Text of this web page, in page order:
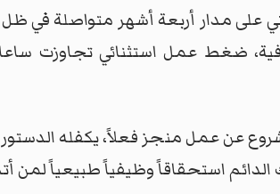
على مدار أربعة أشهر متواصلة
عن عمل منجز فعلاً، يكفله
استحقاقاً وظيفياً طبيعياً لمن